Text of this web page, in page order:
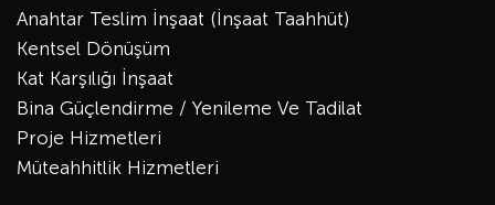
Anahtar Teslim İnşaat (İnşaat Taahhüt)
Kentsel Dönüşüm
Kat Karşılığı İnşaat
Bina Güçlendirme / Yenileme Ve Tadilat
Proje Hizmetleri
Müteahhitlik Hizmetleri